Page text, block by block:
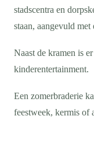
stadscentra en
staan, aangevuld
Naast de kramen is
kinderentertainment.
Een zomerbraderie
feestweek, kermis of